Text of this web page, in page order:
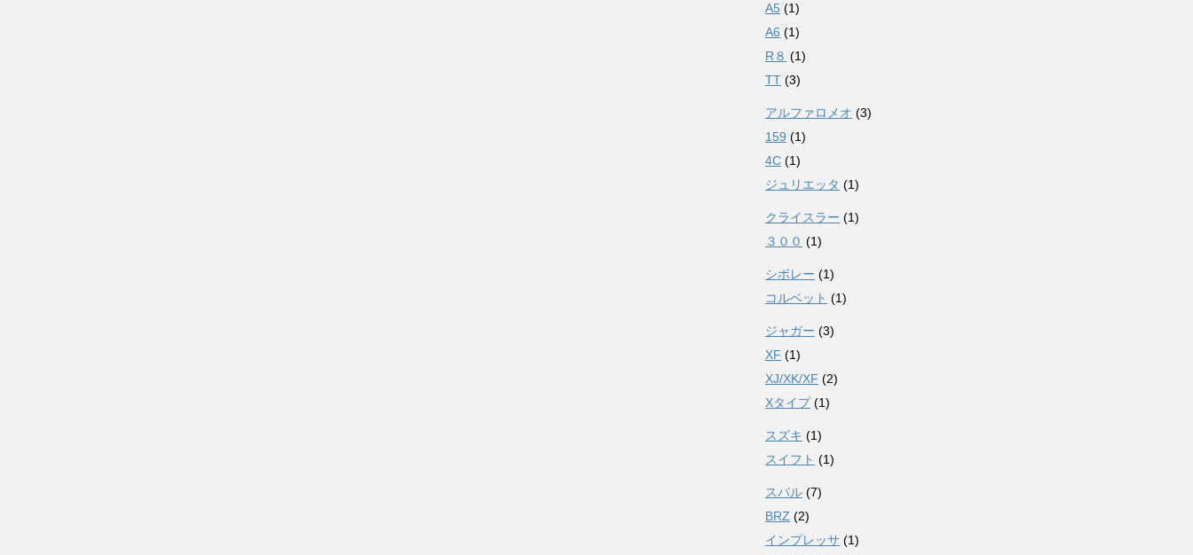
A5 (1)
A6 (1)
R８ (1)
TT (3)
アルファロメオ (3)
159 (1)
4C (1)
ジュリエッタ (1)
クライスラー (1)
３００ (1)
シボレー (1)
コルベット (1)
ジャガー (3)
XF (1)
XJ/XK/XF (2)
Xタイプ(1)
スズキ (1)
スイフト (1)
スバル (7)
BRZ (2)
インプレッサ (1)